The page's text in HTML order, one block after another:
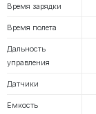
Время зарядки
Время полета
Дальность
управления
Датчики
Емкость